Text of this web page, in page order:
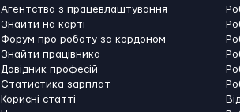
Агентства з працевлаштування
Знайти на карті
Форум про роботу за кордоном
Знайти працівника
Довідник професій
Статистика зарплат
Корисні статті